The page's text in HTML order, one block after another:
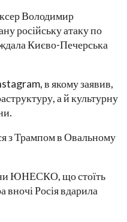
Володимир
російську атаку по
Києво-Печерська
в якому заявив,
а й культурну
з Трампом в Овальному
ЮНЕСКО, що стоїть
вночі Росія вдарила